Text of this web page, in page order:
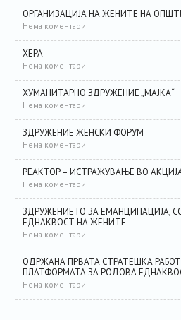
ОРГАНИЗАЦИЈА НА ЖЕНИТЕ НА
Нема коментари
ХЕРА
Нема коментари
ХУМАНИТАРНО ЗДРУЖЕНИЕ „МАЈКА“
Нема коментари
ЗДРУЖЕНИЕ ЖЕНСКИ ФОРУМ
Нема коментари
РЕАКТОР – ИСТРАЖУВАЊЕ ВО
Нема коментари
ЗДРУЖЕНИЕТО ЗА ЕМАНЦИПАЦИЈА,
ЕДНАКВОСТ НА ЖЕНИТЕ
Нема коментари
ОДРЖАНА ПРВАТА СТРАТЕШКА
ПЛАТФОРМАТА ЗА РОДОВА
Нема коментари